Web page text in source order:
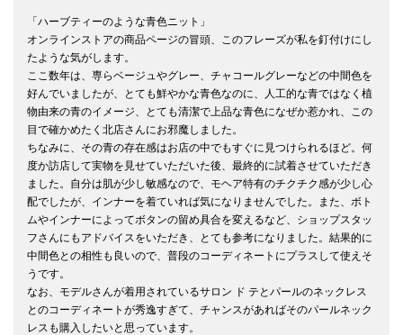
「ハーブティーのような青色ニット」
オンラインストアの商品ページの冒頭、このフレーズが私を釘付けにし
たような気がします。
ここ数年は、専らベージュやグレー、チャコールグレーなどの中間色を
好んでいましたが、とても鮮やかな青色なのに、人工的な青ではなく植
物由来の青のイメージ、とても清潔で上品な青色になぜか惹かれ、この
目で確かめたく北店さんにお邪魔しました。
ちなみに、その青の存在感はお店の中でもすぐに見つけられるほど。何
度か訪店して実物を見せていただいた後、最終的に試着させていただき
ました。自分は肌が少し敏感なので、モヘア特有のチクチク感が少し心
配でしたが、インナーを着ていれば気になりませんでした。また、ボト
ムやインナーによってボタンの留め具合を変えるなど、ショップスタッ
フさんにもアドバイスをいただき、とても参考になりました。結果的に
中間色との相性も良いので、普段のコーディネートにプラスして使えそ
うです。
なお、モデルさんが着用されているサロン ド テとパールのネックレス
とのコーディネートが秀逸すぎて、チャンスがあればそのパールネック
レスも購入したいと思っています。